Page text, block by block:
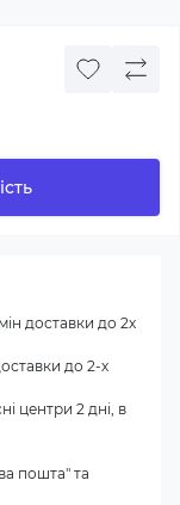
доставки до 2х
до 2-х
центри 2 дні, в
пошта" та